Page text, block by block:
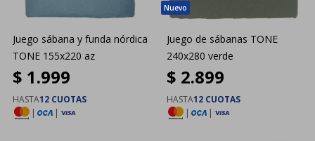
Juego sábana y funda nórdica
TONE 155x220 az
$ 1.999
HASTA12 CUOTAS
|
|
Juego de sábanas TONE
240x280 verde
$ 2.899
HASTA12 CUOTAS
|
|